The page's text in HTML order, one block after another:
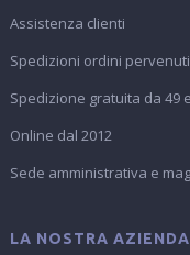
Assistenza clienti
Spedizioni ordini
Spedizione gratuita da 49
Online dal 2012
Sede amministrativa e
LA NOSTRA AZIENDA